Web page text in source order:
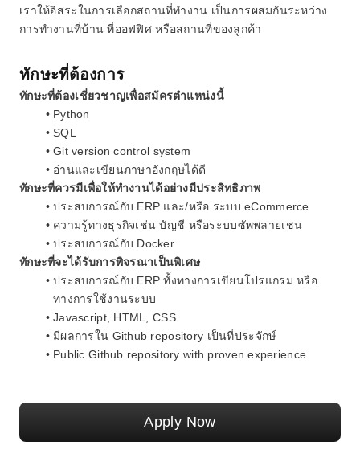
เราให้อิสระในการเลือกสถานที่ทำงาน เป็นการผสมกันระหว่าง
การทำงานที่บ้าน ที่ออฟฟิศ หรือสถานที่ของลูกค้า
ทักษะที่ต้องการ
ทักษะที่ต้องเชี่ยวชาญเพื่อสมัครตำแหน่งนี้
Python
SQL
Git version control system
อ่านและเขียนภาษาอังกฤษได้ดี
ทักษะที่ควรมีเพื่อให้ทำงานได้อย่างมีประสิทธิภาพ
ประสบการณ์กับ ERP และ/หรือ ระบบ eCommerce
ความรู้ทางธุรกิจเช่น บัญชี หรือระบบซัพพลายเชน
ประสบการณ์กับ Docker
ทักษะที่จะได้รับการพิจรณาเป็นพิเศษ
ประสบการณ์กับ ERP ทั้งทางการเขียนโปรแกรม หรือ
ทางการใช้งานระบบ
Javascript, HTML, CSS
มีผลการใน Github repository เป็นที่ประจักษ์
Public Github repository with proven experience
Apply Now